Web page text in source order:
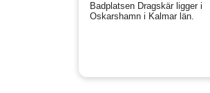
Badplatsen Dragskär ligger i
Oskarshamn i Kalmar län.